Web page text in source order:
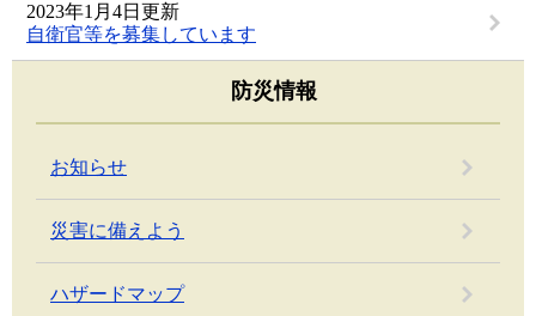
2023年1月4日更新
自衛官等を募集しています
防災情報
お知らせ
災害に備えよう
ハザードマップ